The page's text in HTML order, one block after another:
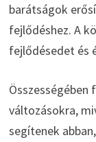
barátságok
fejlődéshez. A
fejlődésedet és
változásokra,
segítenek